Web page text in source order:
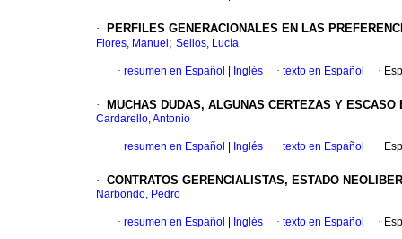
· PERFILES GENERACIONALES EN LAS
Flores, Manuel ; Selios, Lucía
· resumen en Español Inglés · texto en Español ·
· MUCHAS DUDAS, ALGUNAS CERTEZAS Y ESCASO
Cardarello, Antonio
· resumen en Español Inglés · texto en Español ·
· CONTRATOS GERENCIALISTAS, ESTADO
Narbondo, Pedro
· resumen en Español Inglés · texto en Español ·